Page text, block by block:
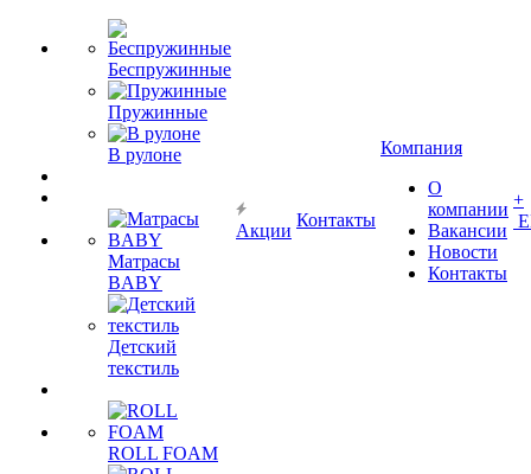
Беспружинные
Пружинные
В рулоне
Матрасы
BABY
Детский
текстиль
ROLL FOAM
Акции
Контакты
Компания
О
компании
Вакансии
Новости
Контакты
+